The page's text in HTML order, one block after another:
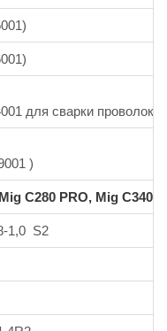
для сварки
)
C280 PRO, Mig C340
1,0 S2